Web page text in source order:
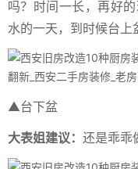
吗？时间一长，再好
水的一天，到时候台上
▲台下盆
大表姐建议： 还是乖乖